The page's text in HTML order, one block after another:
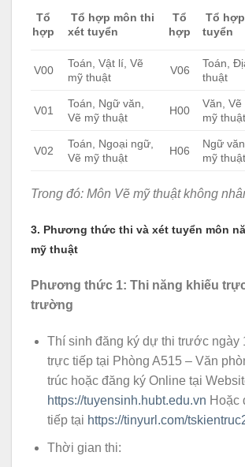
Tổ
hợp
Tổ hợp môn thi
xét tuyển
Tổ
hợp
Tổ
tuyển
V00
Toán, Vật lí, Vẽ
mỹ thuật
V06
Toán,
thuật
V01
Toán, Ngữ văn,
Vẽ mỹ thuật
H00
Văn, Vẽ
mỹ
V02
Toán, Ngoại ngữ,
Vẽ mỹ thuật
H06
Ngữ
mỹ thuật
Trong đó: Môn Vẽ mỹ thuật không
3. Phương thức thi và xét tuyển môn
mỹ thuật
Phương thức 1: Thi năng khiếu
trường
Thí sinh đăng ký dự thi trước ngày
trực tiếp tại Phòng A515 – Văn
trúc hoặc đăng ký Online tại
https://tuyensinh.hubt.edu.vn Hoặc
tiếp tại https://tinyurl.com/
Thời gian thi: